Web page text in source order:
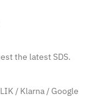
the latest SDS.
/ Klarna / Google